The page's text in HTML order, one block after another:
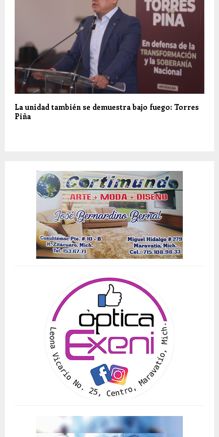
La unidad también se demuestra bajo fuego: Torres
Piña